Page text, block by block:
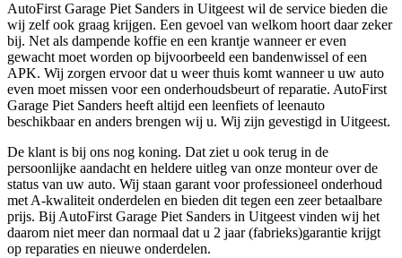
AutoFirst Garage Piet Sanders in Uitgeest wil de service bieden die
wij zelf ook graag krijgen. Een gevoel van welkom hoort daar zeker
bij. Net als dampende koffie en een krantje wanneer er even
gewacht moet worden op bijvoorbeeld een bandenwissel of een
APK. Wij zorgen ervoor dat u weer thuis komt wanneer u uw auto
even moet missen voor een onderhoudsbeurt of reparatie. AutoFirst
Garage Piet Sanders heeft altijd een leenfiets of leenauto
beschikbaar en anders brengen wij u. Wij zijn gevestigd in Uitgeest.
De klant is bij ons nog koning. Dat ziet u ook terug in de
persoonlijke aandacht en heldere uitleg van onze monteur over de
status van uw auto. Wij staan garant voor professioneel onderhoud
met A-kwaliteit onderdelen en bieden dit tegen een zeer betaalbare
prijs. Bij AutoFirst Garage Piet Sanders in Uitgeest vinden wij het
daarom niet meer dan normaal dat u 2 jaar (fabrieks)garantie krijgt
op reparaties en nieuwe onderdelen.